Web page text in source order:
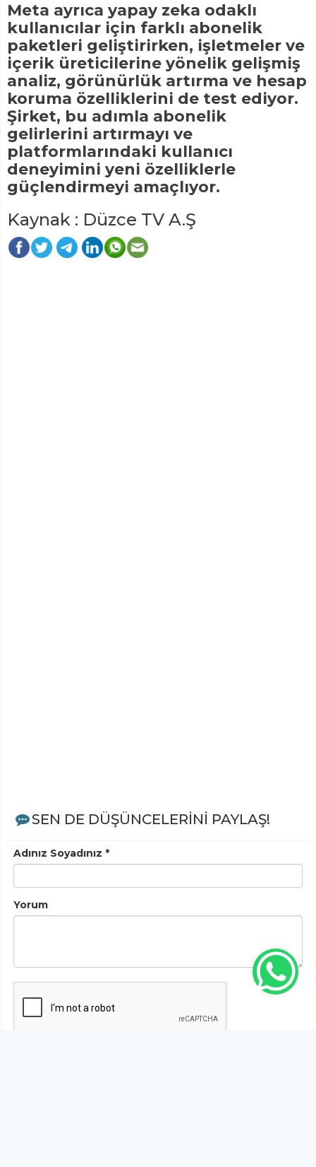
Meta ayrıca yapay zeka odaklı
kullanıcılar için farklı abonelik
paketleri geliştirirken, işletmeler ve
içerik üreticilerine yönelik gelişmiş
analiz, görünürlük artırma ve hesap
koruma özelliklerini de test ediyor.
Şirket, bu adımla abonelik
gelirlerini artırmayı ve
platformlarındaki kullanıcı
deneyimini yeni özelliklerle
güçlendirmeyi amaçlıyor.
Kaynak : Düzce TV A.Ş
SEN DE DÜŞÜNCELERİNİ PAYLAŞ!
Adınız Soyadınız *
Yorum